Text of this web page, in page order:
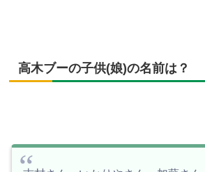
高木ブーの子供(娘)の名前は？